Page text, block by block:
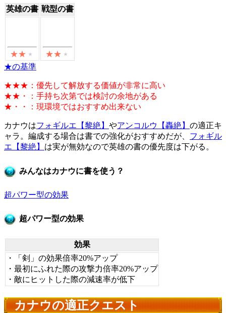
英雄の書 戦型の書
★の基準
★★★：優先して解放する価値が非常に高い
★★・：手持ち次第では検討の余地がある
★・・：現環境ではおすすめ出来ない
カナウはフォギルエ【黎絶】 やアンコルウ【轟絶】 の適正キ
ャラ。編成する場合は書での強化がおすすめだが、 フォギル
エ【黎絶】 は実が無効なので英雄の書の優先度は下がる。
みんなはカナウに書を使う？
超パワー型の効果
超パワー型の効果
効果
・「剣」の効果倍率20%アップ
・最初にふれた際の攻撃力倍率20%アップ
・敵にヒットした際の減速率が低下
カナウの適正クエスト